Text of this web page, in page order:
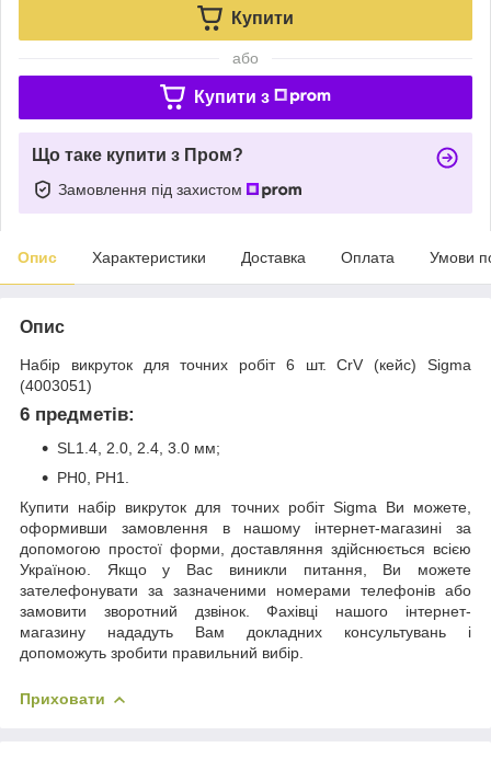
Купити
або
Купити з
Що таке купити з Пром?
Замовлення під захистом
Опис Характеристики Доставка Оплата Умови
Опис
Набір викруток для точних робіт 6 шт. CrV (кейс) Sigma
(4003051)
6 предметів:
SL1.4, 2.0, 2.4, 3.0 мм;
PH0, PH1.
Купити набір викруток для точних робіт Sigma Ви можете,
оформивши замовлення в нашому інтернет-магазині за
допомогою простої форми, доставляння здійснюється всією
Україною. Якщо у Вас виникли питання, Ви можете
зателефонувати за зазначеними номерами телефонів або
замовити зворотний дзвінок. Фахівці нашого інтернет-
магазину нададуть Вам докладних консультувань і
допоможуть зробити правильний вибір.
Приховати